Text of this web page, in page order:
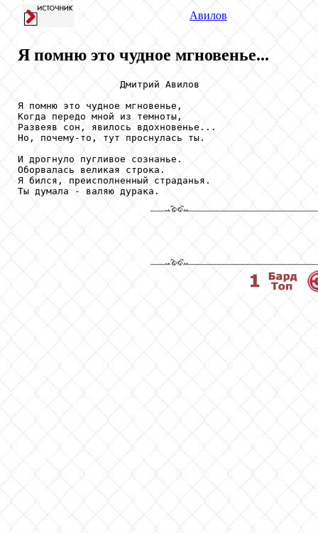
Авилов
Я помню это чудное мгновенье...
                  Дмитрий Авилов
Я помню это чудное мгновенье,
Когда передо мной из темноты,
Развеяв сон, явилось вдохновенье...
Но, почему-то, тут проснулась ты.
И дрогнуло пугливое сознанье.
Оборвалась великая строка.
Я бился, преисполненный страданья.
Ты думала - валяю дурака.